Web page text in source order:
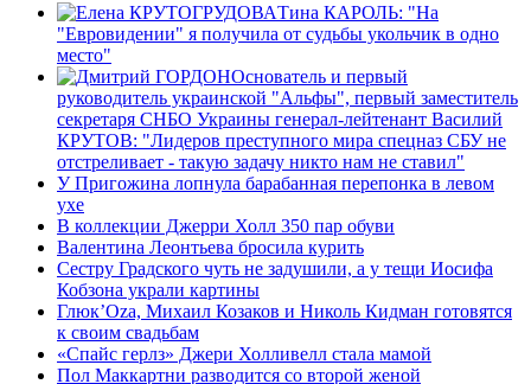
Тина КАРОЛЬ: "На
"Евровидении" я получила от судьбы укольчик в одно
место"
Основатель и первый
руководитель украинской "Альфы", первый заместитель
секретаря СНБО Украины генерал-лейтенант Василий
КРУТОВ: "Лидеров преступного мира спецназ СБУ не
отстреливает - такую задачу никто нам не ставил"
У Пригожина лопнула барабанная перепонка в левом
ухе
В коллекции Джерри Холл 350 пар обуви
Валентина Леонтьева бросила курить
Сестру Градского чуть не задушили, а у тещи Иосифа
Кобзона украли картины
Глюк’Ozа, Михаил Козаков и Николь Кидман готовятся
к своим свадьбам
«Спайс герлз» Джери Холливелл стала мамой
Пол Маккартни разводится со второй женой